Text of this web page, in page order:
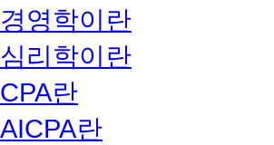
경영학이란
심리학이란
CPA란
AICPA란